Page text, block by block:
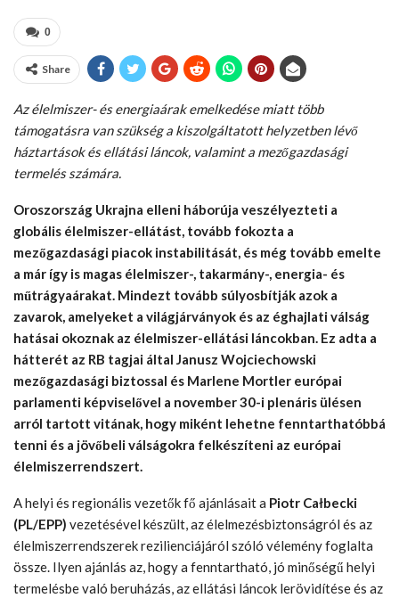
0
Share
Az élelmiszer- és energiaárak emelkedése miatt több
támogatásra van szükség a kiszolgáltatott helyzetben lévő
háztartások és ellátási láncok, valamint a mezőgazdasági
termelés számára.
Oroszország Ukrajna elleni háborúja veszélyezteti a
globális élelmiszer-ellátást, tovább fokozta a
mezőgazdasági piacok instabilitását, és még tovább emelte
a már így is magas élelmiszer-, takarmány-, energia- és
műtrágyaárakat. Mindezt tovább súlyosbítják azok a
zavarok, amelyeket a világjárványok és az éghajlati válság
hatásai okoznak az élelmiszer-ellátási láncokban. Ez adta a
hátterét az RB tagjai által Janusz Wojciechowski
mezőgazdasági biztossal és Marlene Mortler európai
parlamenti képviselővel a november 30-i plenáris ülésen
arról tartott vitának, hogy miként lehetne fenntarthatóbbá
tenni és a jövőbeli válságokra felkészíteni az európai
élelmiszerrendszert.
A helyi és regionális vezetők fő ajánlásait a Piotr Całbecki
(PL/EPP) vezetésével készült, az élelmezésbiztonságról és az
élelmiszerrendszerek rezilienciájáról szóló vélemény foglalta
össze. Ilyen ajánlás az, hogy a fenntartható, jó minőségű helyi
termelésbe való beruházás, az ellátási láncok lerövidítése és az